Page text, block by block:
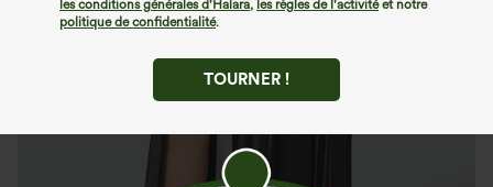
les conditions générales d'Halara, les règles de l'activitéet notre
politique de confidentialité.
TOURNER !